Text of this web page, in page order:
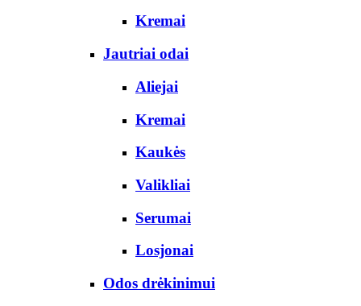
Kremai
Jautriai odai
Aliejai
Kremai
Kaukės
Valikliai
Serumai
Losjonai
Odos drėkinimui